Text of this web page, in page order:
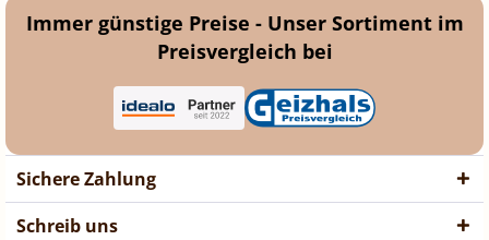
Immer günstige Preise - Unser Sortiment im
Preisvergleich bei
Sichere Zahlung
Schreib uns